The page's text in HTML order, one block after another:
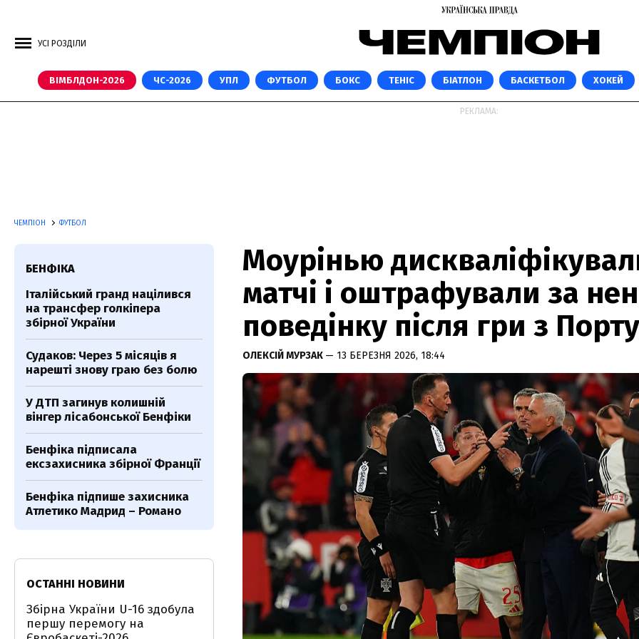
УСІ РОЗДІЛИ
ВІМБЛДОН-2026 ЧС-2026 УПЛ ФУТБОЛ БОКС ТЕНІС БІАТЛОН БАСКЕТБОЛ ХОКЕЙ
РЕКЛАМА:
ЧЕМПІОН ФУТБОЛ
Моурінью
матчі і оштрафували за
поведінку після гри з Порту
ОЛЕКСІЙ МУРЗАК — 13 БЕРЕЗНЯ 2026, 18:44
БЕНФІКА
Італійський гранд націлився
на трансфер голкіпера
збірної України
Судаков: Через 5 місяців я
нарешті знову граю без болю
У ДТП загинув колишній
вінгер лісабонської Бенфіки
Бенфіка підписала
ексзахисника збірної Франції
Бенфіка підпише захисника
Атлетико Мадрид – Романо
ОСТАННІ НОВИНИ
Збірна України U-16 здобула
першу перемогу на